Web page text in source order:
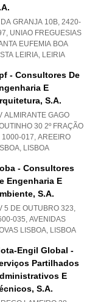
DA GRANJA 10B, 2420-
, UNIAO FREGUESIAS
EUFEMIA BOA
LEIRIA, LEIRIA
- Consultores De
E
S.a.
ALMIRANTE GAGO
30 2º FRAÇÃO
1000-017, AREEIRO
, LISBOA
- Consultores
Engenharia E
S.a.
5 DE OUTUBRO 323,
035, AVENIDAS
LISBOA, LISBOA
Engil Global -
Partilhados
E
S.a.